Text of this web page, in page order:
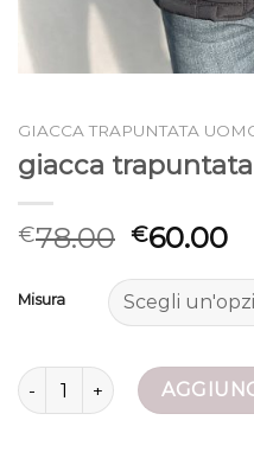
GIACCA TRAPUNTATA
giacca
€78.00 €60.00
Misura
giacca trapuntata uomo